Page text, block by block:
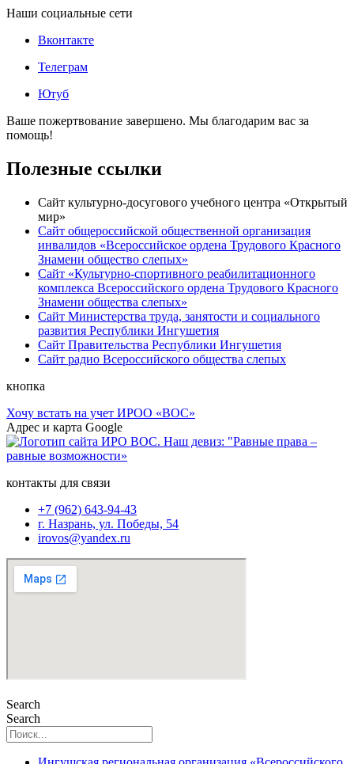
Наши социальные сети
Вконтакте
Телеграм
Ютуб
Ваше пожертвование завершено. Мы благодарим вас за
помощь!
Полезные ссылки
Сайт культурно-досугового учебного центра «Открытый
мир»
Сайт общероссийской общественной организация
инвалидов «Всероссийское ордена Трудового Красного
Знамени общество слепых»
Сайт «Культурно-спортивного реабилитационного
комплекса Всероссийского ордена Трудового Красного
Знамени общества слепых»
Сайт Министерства труда, занятости и социального
развития Республики Ингушетия
Сайт Правительства Республики Ингушетия
Сайт радио Всероссийского общества слепых
кнопка
Хочу встать на учет ИРОО «ВОС»
Адрес и карта Google
контакты для связи
+7 (962) 643-94-43
г. Назрань, ул. Победы, 54
irovos@yandex.ru
Search
Search